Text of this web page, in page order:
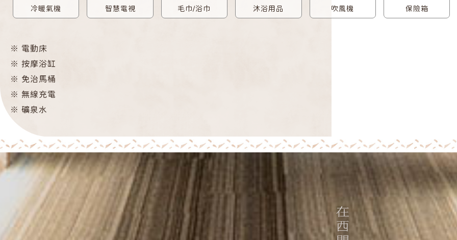
冷暖氣機 智慧電視 毛巾/浴巾 沐浴用品 吹風機 保險箱
※ 電動床
※ 按摩浴缸
※ 免治馬桶
※ 無線充電
※ 礦泉水